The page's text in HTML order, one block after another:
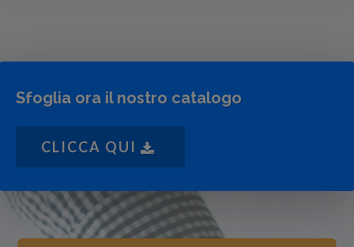
Sfoglia ora il nostro catalogo
CLICCA QUI